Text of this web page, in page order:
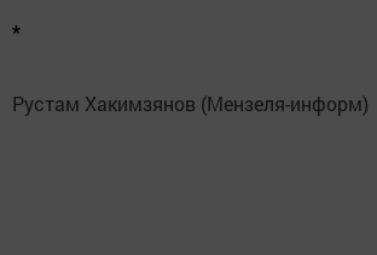
*
Рустам Хакимзянов (Мензеля-информ)